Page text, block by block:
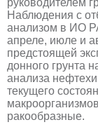
Наблюдения с
анализом в ИО
апреле, июле и
предстоящей
донного грунта
анализа
текущего
ракообразные.